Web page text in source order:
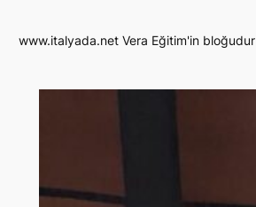
www.italyada.net Vera Eğitim'in bloğudur